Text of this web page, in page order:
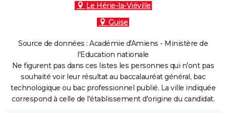
Le Hérie-la-Viéville
Guise
Source de données : Académie d'Amiens - Ministère de
l'Education nationale
Ne figurent pas dans ces listes les personnes qui n'ont pas
souhaité voir leur résultat au baccalauréat général, bac
technologique ou bac professionnel publié. La ville indiquée
correspond à celle de l'établissement d'origine du candidat.